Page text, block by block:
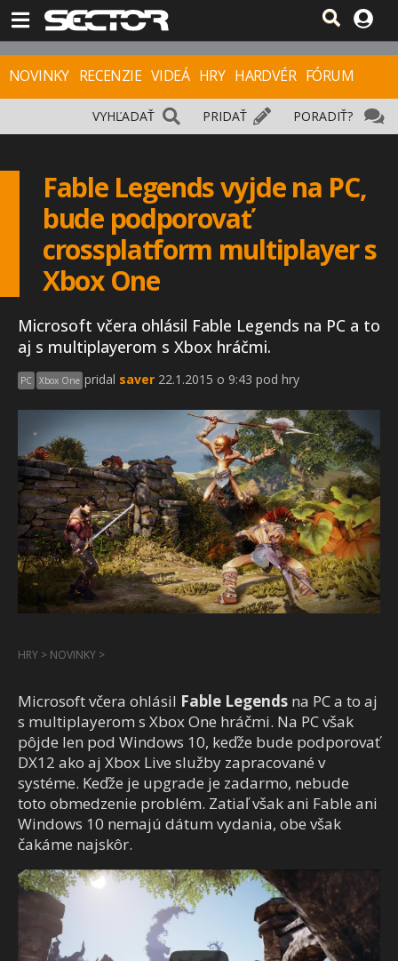
NOVINKY RECENZIE VIDEÁ HRY HARDVÉR FÓRUM
PORADIŤ?
PRIDAŤ
VYHĽADAŤ
Fable Legends vyjde na PC,
bude podporovať
crossplatform multiplayer s
Xbox One
Microsoft včera ohlásil Fable Legends na PC a to
aj s multiplayerom s Xbox hráčmi.
PC Xbox One pridal saver 22.1.2015 o 9:43 pod hry
HRY > NOVINKY >
Microsoft včera ohlásil Fable Legends na PC a to aj
s multiplayerom s Xbox One hráčmi. Na PC však
pôjde len pod Windows 10, keďže bude podporovať
DX12 ako aj Xbox Live služby zapracované v
systéme. Keďže je upgrade je zadarmo, nebude
toto obmedzenie problém. Zatiaľ však ani Fable ani
Windows 10 nemajú dátum vydania, obe však
čakáme najskôr.